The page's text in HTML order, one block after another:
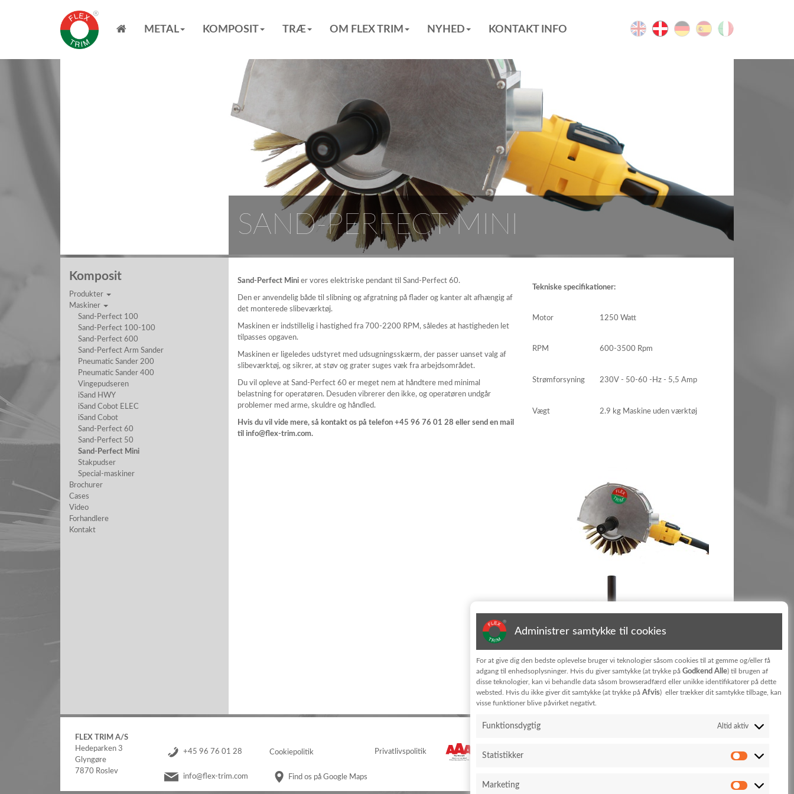
METAL KOMPOSIT TRÆ OM FLEX TRIM NYHED KONTAKT INFO
SAND-PERFECT MINI
Komposit
Produkter
Maskiner
Sand-Perfect 100
Sand-Perfect 100-100
Sand-Perfect 600
Sand-Perfect Arm Sander
Pneumatic Sander 200
Pneumatic Sander 400
Vingepudseren
iSand HWY
iSand Cobot ELEC
iSand Cobot
Sand-Perfect 60
Sand-Perfect 50
Sand-Perfect Mini
Stakpudser
Special-maskiner
Brochurer
Cases
Video
Forhandlere
Kontakt
Sand-Perfect Mini er vores elektriske pendant til Sand-Perfect 60.
Den er anvendelig både til slibning og afgratning på flader og kanter alt afhængig af
det monterede slibeværktøj.
Maskinen er indstillelig i hastighed fra 700-2200 RPM, således at hastigheden let
tilpasses opgaven.
Maskinen er ligeledes udstyret med udsugningsskærm, der passer uanset valg af
slibeværktøj, og sikrer, at støv og grater suges væk fra arbejdsområdet.
Du vil opleve at Sand-Perfect 60 er meget nem at håndtere med minimal
belastning for operatøren. Desuden vibrerer den ikke, og operatøren undgår
problemer med arme, skuldre og håndled.
Hvis du vil vide mere, så kontakt os på telefon +45 96 76 01 28 eller send en mail
til info@flex-trim.com.
Tekniske specifikationer:
Motor 1250 Watt
RPM 600-3500 Rpm
Strømforsyning 230V - 50-60 -Hz - 5,5 Amp
Vægt 2.9 kg Maskine uden værktøj
FLEX TRIM A/S
Hedeparken 3
Glyngøre
7870 Roslev
+45 96 76 01 28 Cookiepolitik Privatlivspolitik
info@flex-trim.com Find os på Google Maps
Administrer samtykke til cookies
For at give dig den bedste oplevelse bruger vi teknologier såsom cookies til at gemme og/eller få
adgang til enhedsoplysninger. Hvis du giver samtykke (at trykke på Godkend Alle) til brugen af
disse teknologier, kan vi behandle data såsom browseradfærd eller unikke identifikatorer på dette
websted. Hvis du ikke giver dit samtykke (at trykke på Afvis) eller trækker dit samtykke tilbage, kan
visse funktioner blive påvirket negativt.
Funktionsdygtig Altid aktiv
Statistikker
Marketing